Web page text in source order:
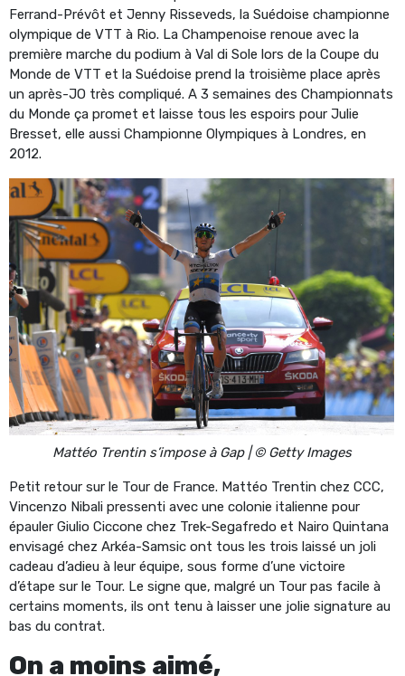
Ferrand-Prévôt et Jenny Risseveds, la Suédoise championne
olympique de VTT à Rio. La Champenoise renoue avec la
première marche du podium à Val di Sole lors de la Coupe du
Monde de VTT et la Suédoise prend la troisième place après
un après-JO très compliqué. A 3 semaines des Championnats
du Monde ça promet et laisse tous les espoirs pour Julie
Bresset, elle aussi Championne Olympiques à Londres, en
2012.
Mattéo Trentin s’impose à Gap | © Getty Images
Petit retour sur le Tour de France. Mattéo Trentin chez CCC,
Vincenzo Nibali pressenti avec une colonie italienne pour
épauler Giulio Ciccone chez Trek-Segafredo et Nairo Quintana
envisagé chez Arkéa-Samsic ont tous les trois laissé un joli
cadeau d’adieu à leur équipe, sous forme d’une victoire
d’étape sur le Tour. Le signe que, malgré un Tour pas facile à
certains moments, ils ont tenu à laisser une jolie signature au
bas du contrat.
On a moins aimé,